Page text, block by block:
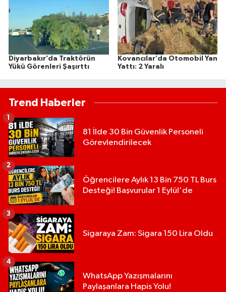
Diyarbakır’da Traktörün
Yükü Görenleri Şaşırttı
Kovancılar’da Otomobil Yan
Yattı: 2 Yaralı
Trend Haberler
81 İlde 30 Bin Güvenlik Personeli
Görevlendirilecek
1
Öğrencilere Aylık 13 Bin 750 TL Burs
Desteği! Başvurular 1 Eylül'de
2
Sigaraya Zam: Sigara 150 Lira Oldu
3
WhatsApp Yazışmalarını
Paylaşanlara Hapis Yolu!
4